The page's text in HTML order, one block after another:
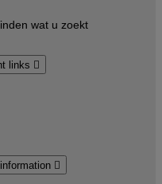
wat u zoekt
links 
